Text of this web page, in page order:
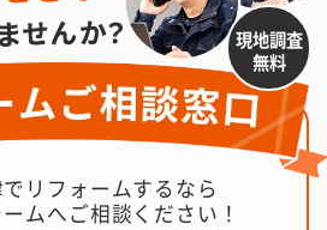
現地調査
無料
リフォームするなら
ムへご相談ください！